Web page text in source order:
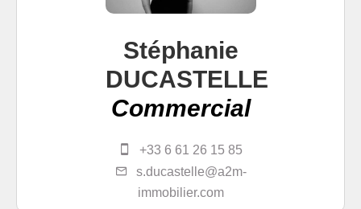
Stéphanie
DUCASTELLE
Commercial
+33 6 61 26 15 85
s.ducastelle@a2m-
immobilier.com